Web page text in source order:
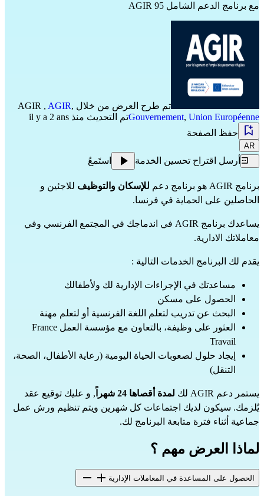
مع برنامج الدعم الشامل AGIR 95
تم طرح العرض من خلال AGIR , AGIR,
Gouvernement, Union Européenne
تم التحديث منذ il y a 2 ans
حفظ الصفحة
AR
أرسل اقتراح تحسين الخدمة استَمعُ
برنامج AGIR هو برنامج دعم للإسكان والتوظيف للاجئين و
الحاصلين على الحماية في فرنسا.
يساعدك برنامج AGIR في اندماجك في المجتمع الفرنسي وفي
معاملاتك الادارية.
يقدم لك البرنامج الخدمات التالية :
مساعدتك في الإجراءات الإدارية لك ولأطفالك
الحصول على مسكن
البحث عن تدريب لتعلم اللغة الفرنسية أو لتعلم مهنة
العثور على وظيفة، بالتعاون مع مؤسسة العمل France
Travail
إيجاد حلول لصعوبات الحياة اليومية (رعاية الأطفال، الصحة،
التنقل)
يستمر دعم AGIR لك لمدة أقصاها 24 شهراً
, و عليك توقيع عقد
يُلزمك. سيكون لديك اجتماعات كل شهرين ويتم تنظيم ورش عمل
جماعية أثناء فترة متابعة البرنامج لك.
لماذا العرض مهم ؟
الحصول على المساعدة في المعاملات الإدارية